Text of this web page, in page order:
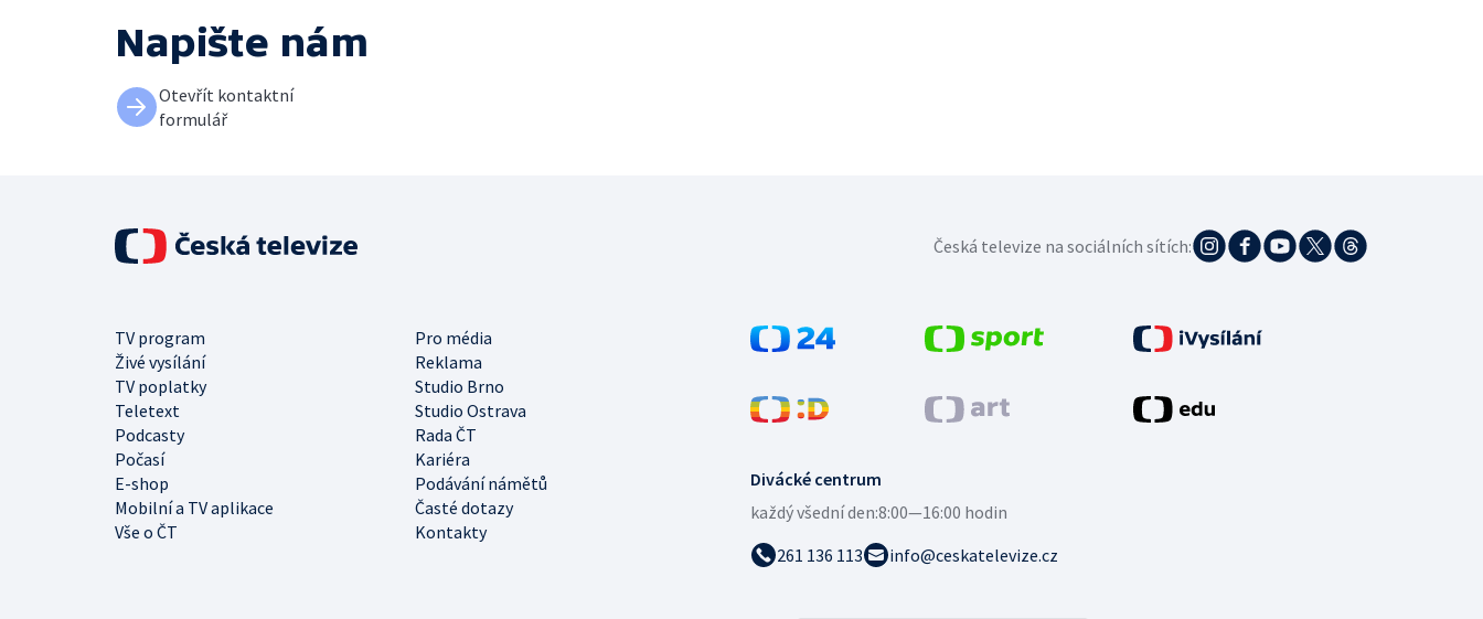
Napište nám
Otevřít kontaktní
formulář
Divácké centrum
každý všední den:8:00—16:00 hodin
261 136 113
info@ceskatelevize.cz
TV program
Pro média
Živé vysílání
Reklama
TV poplatky
Studio Brno
Teletext
Studio Ostrava
Podcasty
Rada ČT
Počasí
Kariéra
E-shop
Podávání námětů
Mobilní a TV aplikace
Časté dotazy
Vše o ČT
Kontakty
Česká televize na sociálních sítích: